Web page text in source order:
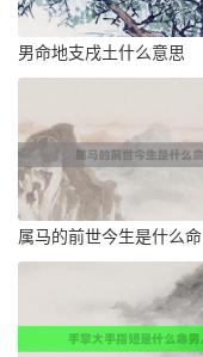
男命地支戌土什么意思
属马的前世今生是什么命